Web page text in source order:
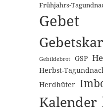
Frühjahrs-
Gebet
Gebildebrot
GSP
Herbst-
Herdhüter
Kalender